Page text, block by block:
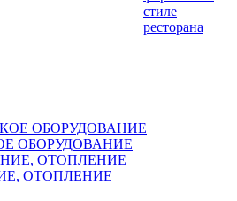
стиле
ресторана
ОБОРУДОВАНИЕ
ОТОПЛЕНИЕ